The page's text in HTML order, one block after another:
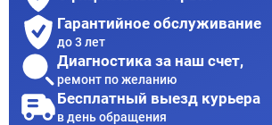
Гарантийное обслуживание
до 3 лет
Диагностика за наш счет,
ремонт по желанию
Бесплатный выезд курьера
в день обращения